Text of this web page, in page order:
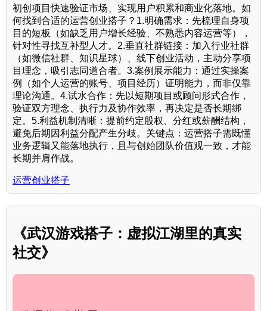
初创项目快速验证市场、实现用户积累和商业化落地。如
何找到合适的运营创业搭子？1.明确需求：先梳理自身项
目的短板（如缺乏用户增长经验、不熟悉内容运营等），
针对性寻找互补型人才。2.垂直社群链接：加入行业社群
（如微信社群、知识星球）、线下创业活动，主动分享项
目理念，吸引志同道合者。3.案例展示能力：通过实操案
例（如个人运营的账号、项目经历）证明能力，而非仅靠
理论沟通。4.试水合作：先以短期项目或顾问形式合作，
验证双方理念、执行力及协作效率，再决定是否长期绑
定。5.利益机制清晰：提前约定股权、分红或薪酬结构，
避免后期因利益分配产生分歧。关键点：运营搭子需既懂
业务逻辑又能落地执行，且与创始团队价值观一致，才能
长期并肩作战。
运营创业搭子
《武汉游戏搭子：虚拟江湖里的真实
社交》